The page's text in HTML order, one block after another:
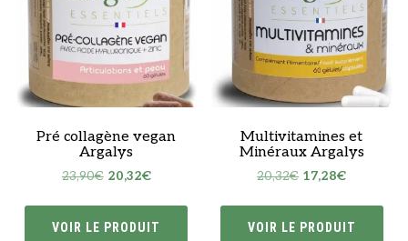
Pré collagène vegan
Argalys
23,90€ Le
était :
20,32€Le
est :
VOIR LE PRODUIT
Multivitamines et
Minéraux Argalys
20,32€ Le
était :
17,28€Le
est :
VOIR LE PRODUIT